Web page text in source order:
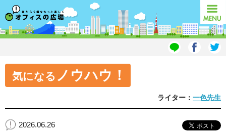
オフィスの広場 MENU
気になる ノウハウ！
ライター： 一色先生
2026.06.26